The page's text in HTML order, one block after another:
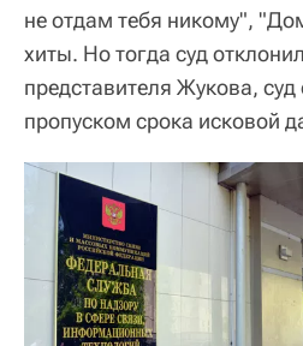
не отдам тебя никому",
хиты. Но тогда суд
представителя Жукова,
пропуском срока исковой